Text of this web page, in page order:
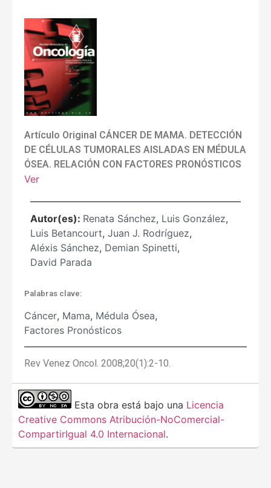
Artículo Original CÁNCER DE MAMA. DETECCIÓN
DE CÉLULAS TUMORALES AISLADAS EN MÉDULA
ÓSEA. RELACIÓN CON FACTORES PRONÓSTICOS
Ver
Autor(es): Renata Sánchez, Luis González,
Luis Betancourt, Juan J. Rodríguez,
Aléxis Sánchez, Demian Spinetti,
David Parada
Palabras clave:
Cáncer, Mama, Médula Ósea,
Factores Pronósticos
Rev Venez Oncol. 2008;20(1):2-10.
Esta obra está bajo una Licencia
Creative Commons Atribución-NoComercial-
CompartirIgual 4.0 Internacional.